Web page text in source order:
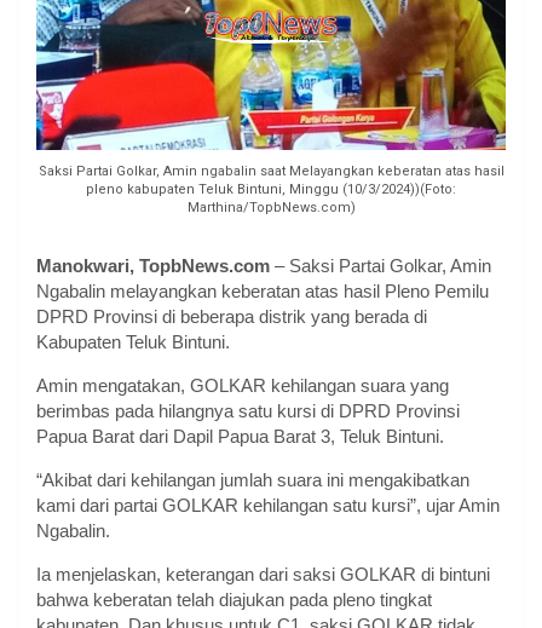
Saksi Partai Golkar, Amin ngabalin saat Melayangkan keberatan atas hasil
pleno kabupaten Teluk Bintuni, Minggu (10/3/2024))(Foto:
Marthina/TopbNews.com)
Manokwari, TopbNews.com – Saksi Partai Golkar, Amin
Ngabalin melayangkan keberatan atas hasil Pleno Pemilu
DPRD Provinsi di beberapa distrik yang berada di
Kabupaten Teluk Bintuni.
Amin mengatakan, GOLKAR kehilangan suara yang
berimbas pada hilangnya satu kursi di DPRD Provinsi
Papua Barat dari Dapil Papua Barat 3, Teluk Bintuni.
“Akibat dari kehilangan jumlah suara ini mengakibatkan
kami dari partai GOLKAR kehilangan satu kursi”, ujar Amin
Ngabalin.
Ia menjelaskan, keterangan dari saksi GOLKAR di bintuni
bahwa keberatan telah diajukan pada pleno tingkat